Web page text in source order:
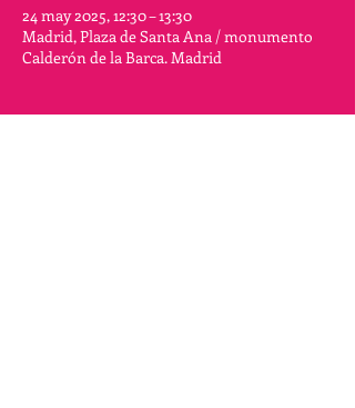
24 may 2025, 12:30 – 13:30
Madrid, Plaza de Santa Ana / monumento
Calderón de la Barca. Madrid